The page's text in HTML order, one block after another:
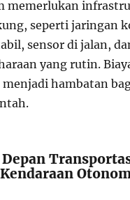
memerlukan
seperti jaringan
sensor di jalan,
yang rutin.
menjadi hambatan
Depan